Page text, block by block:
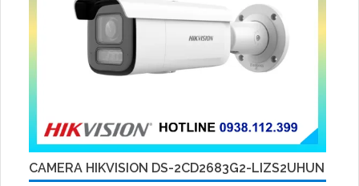
CAMERA HIKVISION DS-2CD2683G2-LIZS2UHUN